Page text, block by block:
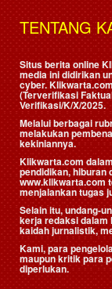
TENTANG
Situs berita online
media ini didirikan
cyber.
(Terverifikasi
Verifikasi/K/X/2025.
Melalui berbagai
melakukan
kekiniannya.
Klikwarta.com
pendidikan, hiburan
www.klikwarta.com
menjalankan tugas
Selain itu, undang-
kerja redaksi dalam
kaidah jurnalistik,
Kami, para
maupun kritik para
diperlukan.